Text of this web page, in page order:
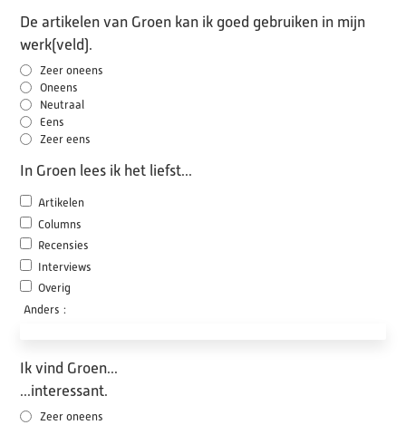
De artikelen van Groen kan ik goed gebruiken in mijn
werk(veld).
Zeer oneens
Oneens
Neutraal
Eens
Zeer eens
In Groen lees ik het liefst...
Artikelen
Columns
Recensies
Interviews
Overig
Anders :
Ik vind Groen...
...interessant.
Zeer oneens